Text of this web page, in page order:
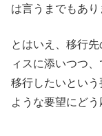
は言うまでもあり
とはいえ、移行
ィスに添いつつ
移行したいとい
ような要望にど